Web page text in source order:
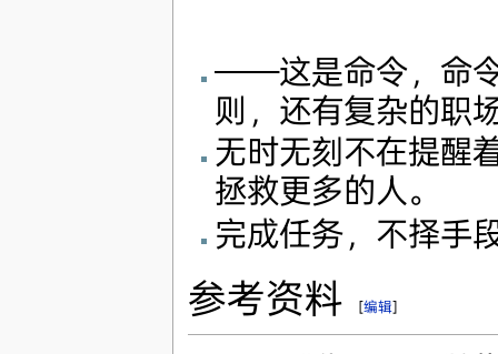
——这是命令，命
则，还有复杂的职
无时无刻不在提醒
拯救更多的人。
完成任务，不择手
参考资料 [编辑]